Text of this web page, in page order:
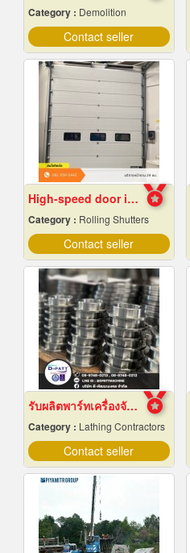
Category : Demolition
Contact seller
High-speed door installation contractor
Category : Rolling Shutters
Contact seller
รับผลิตพาร์ทเครื่องจักร ตามแบบ ระยอง
Category : Lathing Contractors
Contact seller